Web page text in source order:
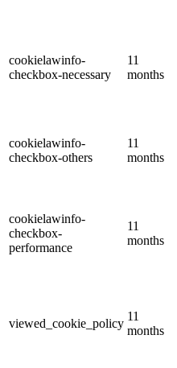
cookielawinfo-
checkbox-necessary
11
months
cookielawinfo-
checkbox-others
11
months
cookielawinfo-
checkbox-
performance
11
months
viewed_cookie_policy
11
months